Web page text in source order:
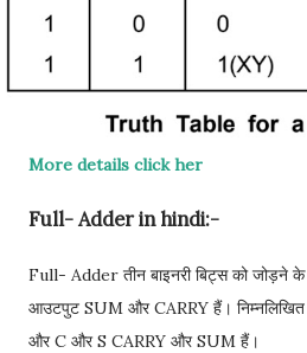
More details click her
Full- Adder in hindi:-
Full- Adder तीन बाइनरी बिट्स को जोड़ने
आउटपुट SUM और CARRY हैं। निम्नलिखित
और C और S CARRY और SUM हैं।